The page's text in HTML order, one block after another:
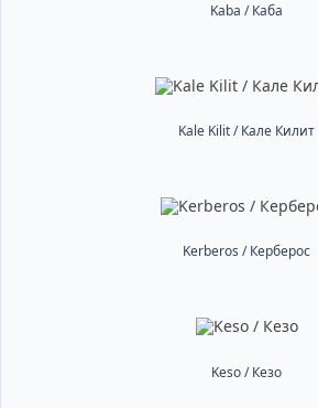
Kaba / Каба
Kale Kilit / Кале Килит
Kerberos / Керберос
Keso / Кезо